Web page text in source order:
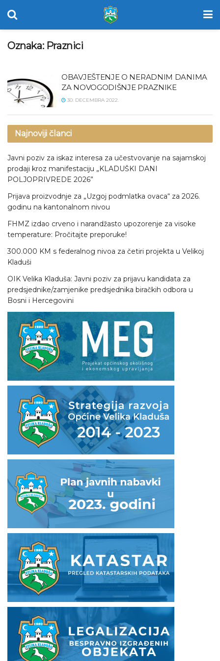
Oznaka: Praznici
OBAVJEŠTENJE O NERADNIM DANIMA
ZA NOVOGODIŠNJE PRAZNIKE
30. DECEMBRA 2022.
Najnoviji članci
Javni poziv za iskaz interesa za učestvovanje na sajamskoj
prodaji kroz manifestaciju „KLADUŠKI DANI
POLJOPRIVREDE 2026”
Prijava proizvodnje za „Uzgoj podmlatka ovaca“ za 2026.
godinu na kantonalnom nivou
FHMZ izdao crveno i narandžasto upozorenje za visoke
temperature: Pročitajte preporuke!
300.000 KM s federalnog nivoa za četiri projekta u Velikoj
Kladuši
OIK Velika Kladuša: Javni poziv za prijavu kandidata za
predsjednike/zamjenike predsjednika biračkih odbora u
Bosni i Hercegovini